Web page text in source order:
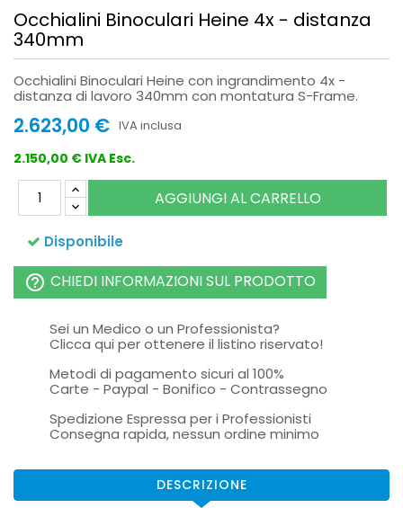
Occhialini Binoculari Heine 4x - distanza
340mm
Occhialini Binoculari Heine con ingrandimento 4x -
distanza di lavoro 340mm con montatura S-Frame.
2.623,00 € IVA inclusa
2.150,00 € IVA Esc.
AGGIUNGI AL CARRELLO
Disponibile
help_outline CHIEDI INFORMAZIONI SUL PRODOTTO
Sei un Medico o un Professionista?
Clicca qui per ottenere il listino riservato!
Metodi di pagamento sicuri al 100%
Carte - Paypal - Bonifico - Contrassegno
Spedizione Espressa per i Professionisti
Consegna rapida, nessun ordine minimo
DESCRIZIONE